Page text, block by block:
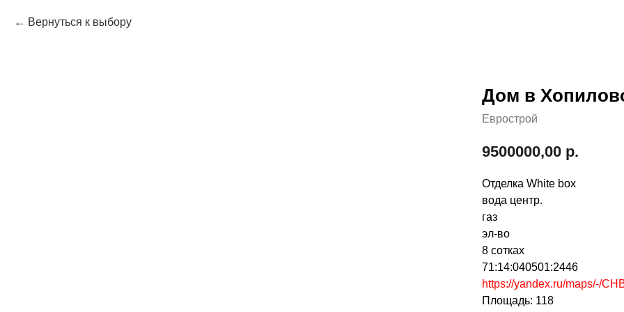
Вернуться к выбору
Дом в
Еврострой
9500000,00 р.
Отделка White box
вода центр.
газ
эл-во
8 сотках
71:14:040501:2446
https://yandex.ru/maps/-/
Площадь: 118